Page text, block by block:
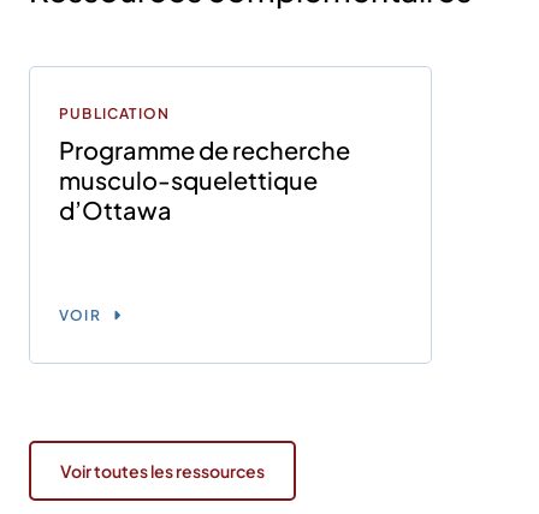
PUBLICATION
Programme de recherche
musculo-squelettique
d’Ottawa
VOIR
Voir toutes les ressources